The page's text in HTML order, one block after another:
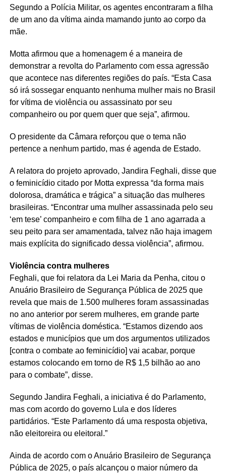
Segundo a Polícia Militar, os agentes encontraram a filha
de um ano da vítima ainda mamando junto ao corpo da
mãe.
Motta afirmou que a homenagem é a maneira de
demonstrar a revolta do Parlamento com essa agressão
que acontece nas diferentes regiões do país. “Esta Casa
só irá sossegar enquanto nenhuma mulher mais no Brasil
for vítima de violência ou assassinato por seu
companheiro ou por quem quer que seja”, afirmou.
O presidente da Câmara reforçou que o tema não
pertence a nenhum partido, mas é agenda de Estado.
A relatora do projeto aprovado, Jandira Feghali, disse que
o feminicídio citado por Motta expressa “da forma mais
dolorosa, dramática e trágica” a situação das mulheres
brasileiras. “Encontrar uma mulher assassinada pelo seu
‘em tese’ companheiro e com filha de 1 ano agarrada a
seu peito para ser amamentada, talvez não haja imagem
mais explícita do significado dessa violência”, afirmou.
Violência contra mulheres
Feghali, que foi relatora da Lei Maria da Penha, citou o
Anuário Brasileiro de Segurança Pública de 2025 que
revela que mais de 1.500 mulheres foram assassinadas
no ano anterior por serem mulheres, em grande parte
vítimas de violência doméstica. “Estamos dizendo aos
estados e municípios que um dos argumentos utilizados
[contra o combate ao feminicídio] vai acabar, porque
estamos colocando em torno de R$ 1,5 bilhão ao ano
para o combate”, disse.
Segundo Jandira Feghali, a iniciativa é do Parlamento,
mas com acordo do governo Lula e dos líderes
partidários. “Este Parlamento dá uma resposta objetiva,
não eleitoreira ou eleitoral.”
Ainda de acordo com o Anuário Brasileiro de Segurança
Pública de 2025, o país alcançou o maior número da